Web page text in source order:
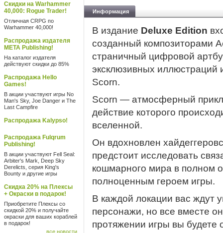
Скидки на Warhammer
40,000: Rogue Trader!
Отличная CRPG по
Warhammer 40,000!
Распродажа издателя
META Publishing!
На каталог издателя
действуют скидки до 85%
Распродажа Hello
Games!
В акции участвуют игры No
Man's Sky, Joe Danger и The
Last Campfire
Распродажа Kalypso!
Распродажа Fulqrum
Publishing!
В акции участвуют Fell Seal:
Arbiter's Mark, Deep Sky
Derelicts, серия King's
Bounty и другие игры
Скидка 20% на Плексы
+ Окраски в подарок!
Приобретите Плексы со
скидкой 20% и получайте
окраски для ваших кораблей
в подарок!
все новости
Информация
В издание Deluxe Edition
созданный композиторами
страничный цифровой
эксклюзивных иллюстраций
Scorn.
Scorn — атмосферный
действие которого
вселенной.
Он вдохновлен
предстоит исследовать
кошмарного мира в полном
полноценным героем игры.
В каждой локации вас ждут
персонажи, но все вместе
протяжении игры вы будете